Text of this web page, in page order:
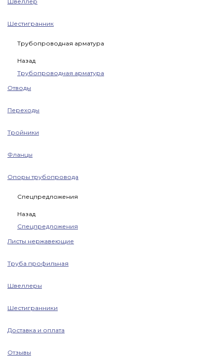
Шестигранник
Трубопроводная арматура
Назад
Трубопроводная арматура
Отводы
Переходы
Тройники
Фланцы
Опоры трубопровода
Спецпредложения
Назад
Спецпредложения
Листы нержавеющие
Труба профильная
Швеллеры
Шестигранники
Доставка и оплата
Отзывы